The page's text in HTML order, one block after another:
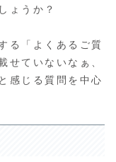
ょうか？
る「よくあるご質
せていないなぁ、
感じる質問を中心